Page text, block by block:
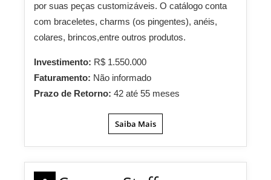
por suas peças customizáveis. O catálogo conta
com braceletes, charms (os pingentes), anéis,
colares, brincos,entre outros produtos.
Investimento: R$ 1.550.000
Faturamento: Não informado
Prazo de Retorno: 42 até 55 meses
Saiba Mais